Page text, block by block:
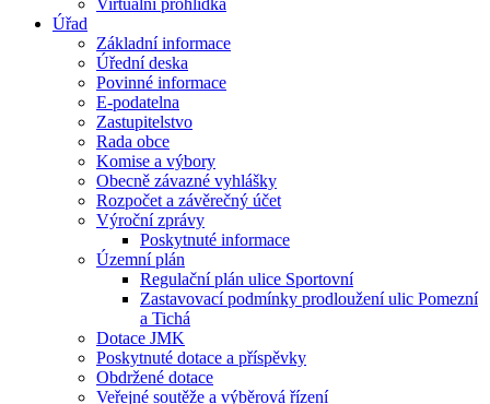
Virtuální prohlídka
Úřad
Základní informace
Úřední deska
Povinné informace
E-podatelna
Zastupitelstvo
Rada obce
Komise a výbory
Obecně závazné vyhlášky
Rozpočet a závěrečný účet
Výroční zprávy
Poskytnuté informace
Územní plán
Regulační plán ulice Sportovní
Zastavovací podmínky prodloužení ulic Pomezní
a Tichá
Dotace JMK
Poskytnuté dotace a příspěvky
Obdržené dotace
Veřejné soutěže a výběrová řízení